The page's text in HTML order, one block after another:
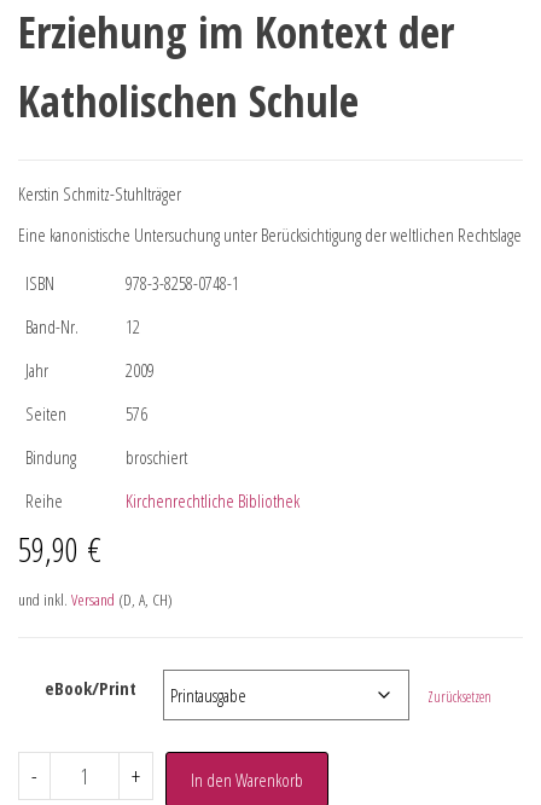
Erziehung im Kontext der
Katholischen Schule
Kerstin Schmitz-Stuhlträger
Eine kanonistische Untersuchung unter Berücksichtigung der weltlichen Rechtslage
ISBN
978-3-8258-0748-1
Band-Nr.
12
Jahr
2009
Seiten
576
Bindung
broschiert
Reihe
Kirchenrechtliche Bibliothek
59,90 €
und inkl. Versand (D, A, CH)
eBook/Print Zurücksetzen
- + In den Warenkorb